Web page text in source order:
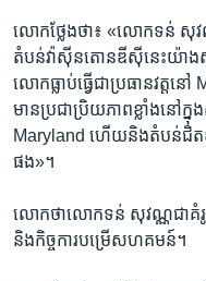
លោក​ថ្លែង​ថា៖ «លោក​ទន់ សុវ
តំបន់​វ៉ាស៊ីនតោនឌីស៊ី​នេះ​យ៉ា
លោក​ធ្លាប់ធ្វើ​ជា​ប្រធាន​វត្ត​ន
មាន​ប្រជាប្រិយភាព​ខ្លាំង​នៅ​ក្នុ
Maryland ​ហើយ​និង​តំបន់​ជិត
ផង»។
លោក​ថា​លោក​ទន់ សុវណ្ណ​ជា​គំរូ​
និង​កិច្ចការ​បម្រើ​សហគមន៍។